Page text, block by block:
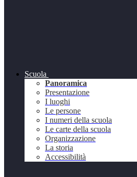
Scuola
Panoramica
Presentazione
I luoghi
Le persone
I numeri della scuola
Le carte della scuola
Organizzazione
La storia
Accessibilità